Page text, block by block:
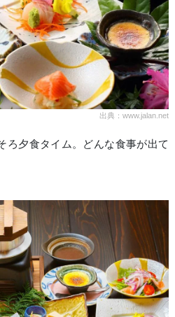
出典：www.jalan.net
ろ夕食タイム。どんな食事が出て